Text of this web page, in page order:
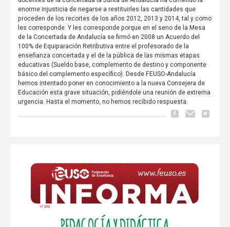
enorme injusticia de negarse a restituirles las cantidades que
proceden de los recortes de los años 2012, 2013 y 2014, tal y como
les corresponde. Y les corresponde porque en el seno de la Mesa
de la Concertada de Andalucía se firmó en 2008 un Acuerdo del
100% de Equiparación Retributiva entre el profesorado de la
enseñanza concertada y el de la pública de las mismas etapas
educativas (Sueldo base, complemento de destino y componente
básico del complemento específico). Desde FEUSO-Andalucía
hemos intentado poner en conocimiento a la nueva Consejera de
Educación esta grave situación, pidiéndole una reunión de extrema
urgencia. Hasta el momento, no hemos recibido respuesta.